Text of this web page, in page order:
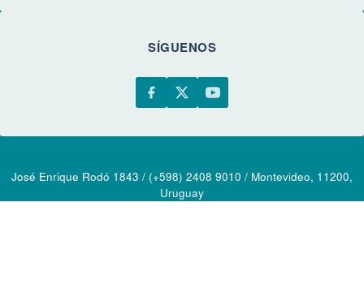
SÍGUENOS
José Enrique Rodó 1843 / (+598) 2408 9010 / Montevideo, 11200,
Uruguay